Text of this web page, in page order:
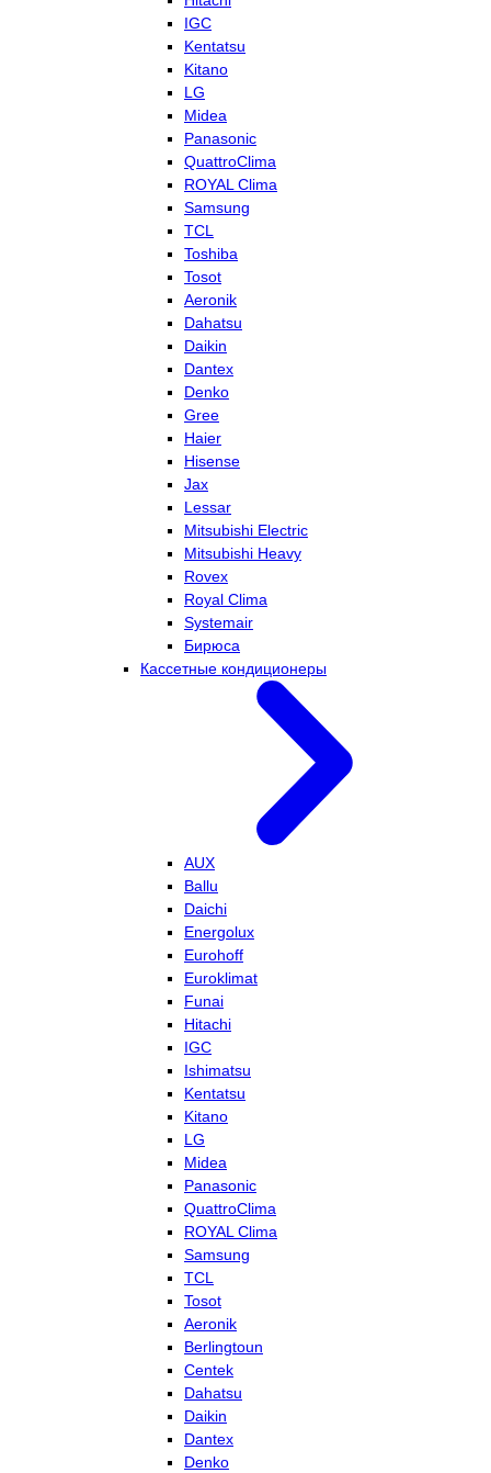
IGC
Kentatsu
Kitano
LG
Midea
Panasonic
QuattroClima
ROYAL Clima
Samsung
TCL
Toshiba
Tosot
Aeronik
Dahatsu
Daikin
Dantex
Denko
Gree
Haier
Hisense
Jax
Lessar
Mitsubishi Electric
Mitsubishi Heavy
Rovex
Royal Clima
Systemair
Бирюса
Кассетные кондиционеры
AUX
Ballu
Daichi
Energolux
Eurohoff
Euroklimat
Funai
Hitachi
IGC
Ishimatsu
Kentatsu
Kitano
LG
Midea
Panasonic
QuattroClima
ROYAL Clima
Samsung
TCL
Tosot
Aeronik
Berlingtoun
Centek
Dahatsu
Daikin
Dantex
Denko